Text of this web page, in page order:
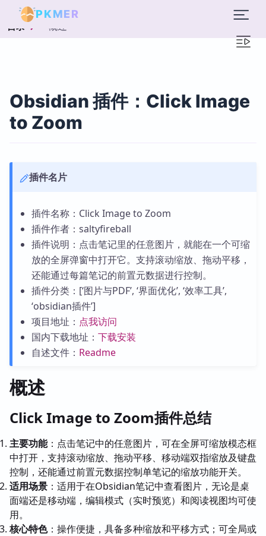
PKMER
目录 概述
Obsidian 插件：Click Image
to Zoom
插件名片
插件名称：Click Image to Zoom
插件作者：saltyfireball
插件说明：点击笔记里的任意图片，就能在一个可缩
放的全屏弹窗中打开它。支持滚动缩放、拖动平移，
还能通过每篇笔记的前置元数据进行控制。
插件分类：[‘图片与PDF’, ‘界面优化’, ‘效率工具’,
‘obsidian插件’]
项目地址： 点我访问
国内下载地址： 下载安装
自述文件： Readme
概述
Click Image to Zoom插件总结
主要功能：点击笔记中的任意图片，可在全屏可缩放模态框
中打开，支持滚动缩放、拖动平移、移动端双指缩放及键盘
控制，还能通过前置元数据控制单笔记的缩放功能开关。
适用场景 ：适用于在Obsidian笔记中查看图片，无论是桌
面端还是移动端，编辑模式（实时预览）和阅读视图均可使
用。
核心特色：操作便捷，具备多种缩放和平移方式；可全局或